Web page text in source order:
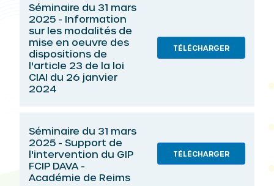
Séminaire du 31 mars
2025 - Information
sur les modalités de
mise en oeuvre des
dispositions de
l'article 23 de la loi
CIAI du 26 janvier
2024
TÉLÉCHARGER
Séminaire du 31 mars
2025 - Support de
l'intervention du GIP
FCIP DAVA -
Académie de Reims
TÉLÉCHARGER